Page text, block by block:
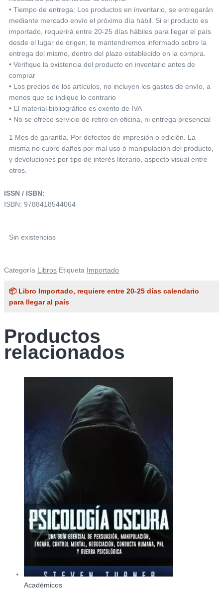
• Tiempo de entrega: Los productos en inventario, se entregarán
mediante mercado envío el próximo día hábil. Si el producto es
importado, requerirá entre 20-25 días hábiles para llegar el país
desde el lugar de origen, te mantendremos informado sobre la
entrega del mismo, dentro del plazo establecido en la compra.
• Verifique la existencia del producto en inventario antes de
comprar
• Los precios de los artículos, no incluyen los gastos de envío, a
menos que se indique lo contrario
• El material bibliográfico es exento de IVA
• No se ofrece servicio de retiro en oficina, ni entrega presencial
1 Mes de garantía. Por defectos de impresión o edición. La
misma no cubre daños por mal uso ó manipulación del producto,
y devoluciones por tipo de interés literario, aspecto visual entre
otros.
ISSN / ISBN:
ISBN: 9788418544064
Sin existencias
Categoría Libros Etiqueta Importado
📦 Libro Importado, requiere entre 20-25 días calendario
para llegar al país
Productos
relacionados
Académicos